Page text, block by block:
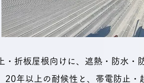
・折板屋根向けに、遮熱・防水・
20年以上の耐候性と、帯電防止・